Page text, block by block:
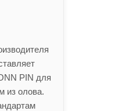
PIN для
из олова.